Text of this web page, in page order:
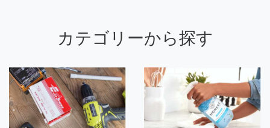
カテゴリーから探す